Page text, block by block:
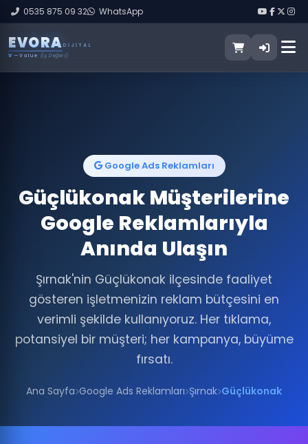
0535 875 09 32 WhatsApp
EVORA DIJITAL
V — Value (İş Değeri)
Google Ads Reklamları
Güçlükonak Müşterilerine
Google Reklamlarıyla
Anında Ulaşın
Şırnak'nin Güçlükonak ilçesinde faaliyet
gösteren işletmenizin reklam bütçesini en
verimli şekilde kullanıyoruz. Her tıklama,
potansiyel bir müşteri; her kampanya, büyüme
fırsatı.
Ana Sayfa Google Ads Reklamları Şırnak Güçlükonak